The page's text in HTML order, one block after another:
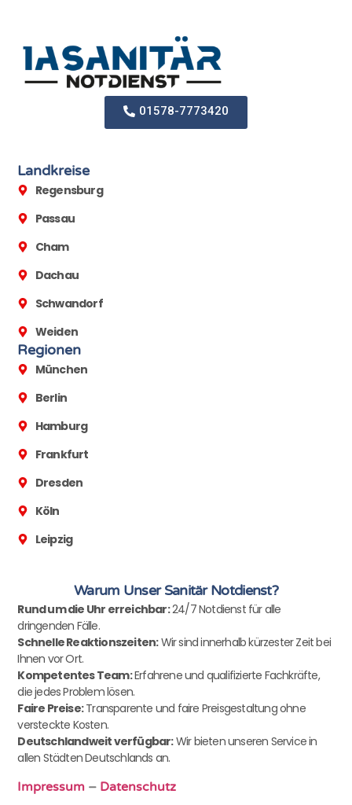
01578-7773420
Landkreise
Regensburg
Passau
Cham
Dachau
Schwandorf
Weiden
Regionen
München
Berlin
Hamburg
Frankfurt
Dresden
Köln
Leipzig
Warum Unser Sanitär Notdienst?
Rund um die Uhr erreichbar:24/7 Notdienst für alle
dringenden Fälle.
Schnelle Reaktionszeiten:Wir sind innerhalb kürzester Zeit bei
Ihnen vor Ort.
Kompetentes Team:Erfahrene und qualifizierte Fachkräfte,
die jedes Problem lösen.
Faire Preise:Transparente und faire Preisgestaltung ohne
versteckte Kosten.
Deutschlandweit verfügbar:Wir bieten unseren Service in
allen Städten Deutschlands an.
Impressum – Datenschutz